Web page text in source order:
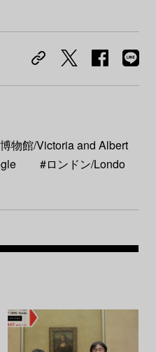
物館/Victoria and Albert
#ロンドン/Londo